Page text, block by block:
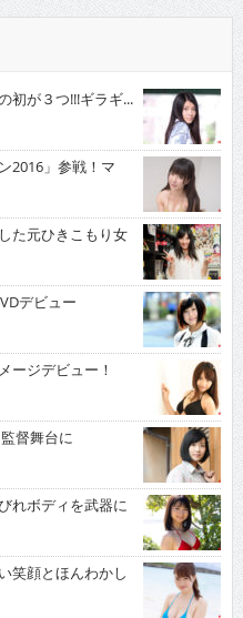
が３つ!!!ギラギ...
2016」参戦！マ
た元ひきこもり女
デビュー
ジデビュー！
督舞台に
れボディを武器に
笑顔とほんわかし